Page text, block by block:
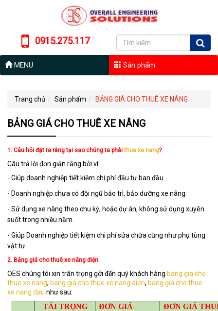
0915.275.117
MENU Sản phẩm
Trang chủ Sản phẩm BẢNG GIÁ CHO THUÊ XE NÂNG
BẢNG GIÁ CHO THUÊ XE NÂNG
1. Câu hỏi đặt ra rằng tại sao chúng ta phảithue xe nang?
Câu trả lời đơn giản rằng bởi vì:
- Giúp doanh nghiệp tiết kiệm chi phí đầu tư ban đầu.
- Doanh nghiệp chưa có đội ngũ bảo trì, bảo dưỡng xe nâng.
- Sử dụng xe nâng theo chu kỳ, hoặc dự án, không sử dụng xuyên
suốt trong nhiều năm.
- Giúp Doanh nghiệp tiết kiệm chi phí sửa chữa cũng như phụ tùng
vật tư.
2. Bảng giá cho thuê xe nâng điện.
OES chúng tôi xin trân trọng gởi đến quý khách hàng bang gia cho
thue xe nang, bang gia cho thue xe nang dien, bang gia cho thue
xe nang dau như sau:
TẢI TRỌNG
ĐƠN GIÁ
ĐƠN GIÁ